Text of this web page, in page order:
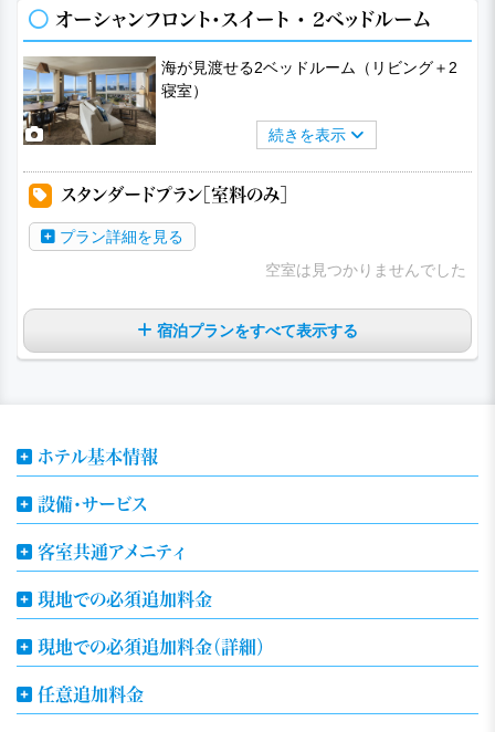
オーシャンフロント・スイート ・ 2ベッドルーム
海が見渡せる2ベッドルーム（リビング＋2
寝室）
続きを表示
スタンダードプラン［室料のみ］
プラン詳細を見る
空室は見つかりませんでした
宿泊プランをすべて表示する
ホテル基本情報
設備・サービス
客室共通アメニティ
現地での必須追加料金
現地での必須追加料金（詳細）
任意追加料金